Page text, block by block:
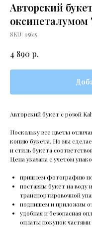
Авторский
SKU: 95615
4 890 р.
Авторский букет с розой
Поскольку все цветы
копию букета. Но мы
и стиль букета
Цена указана с учетом
пришлем фотографию
поставим букет на
транспортировочной
подпишем и приложим
удобная и безопасная
оплаты покупок